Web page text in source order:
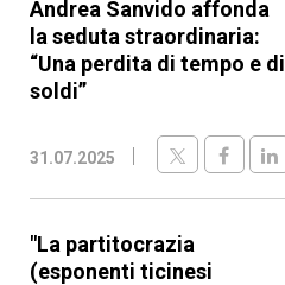
Andrea Sanvido affonda
la seduta straordinaria:
“Una perdita di tempo e di
soldi”
31.07.2025
"La partitocrazia
(esponenti ticinesi